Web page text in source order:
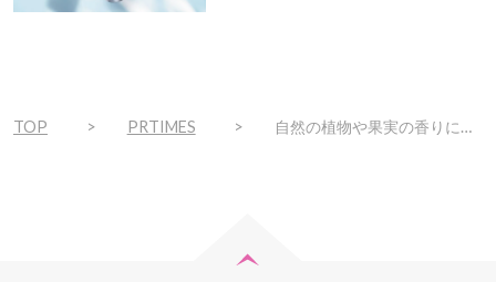
TOP PRTIMES 自然の植物や果実の香りにインスパイアされたフレグランスシリーズ「チョイス」から「レベル ローズバッド」新発売 ~ 勇敢で魅力的な自分へ~2023年11月22日（水）数量限定新発売 全製品ヴィーガン対応